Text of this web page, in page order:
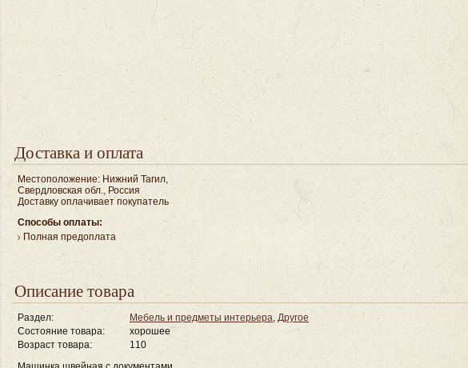
Доставка и оплата
Местоположение: Нижний Тагил,
Свердловская обл., Россия
Доставку оплачивает покупатель
Способы оплаты:
Полная предоплата
Описание товара
Раздел: Мебель и предметы интерьера, Другое
Состояние товара:
хорошее
Возраст товара:
110